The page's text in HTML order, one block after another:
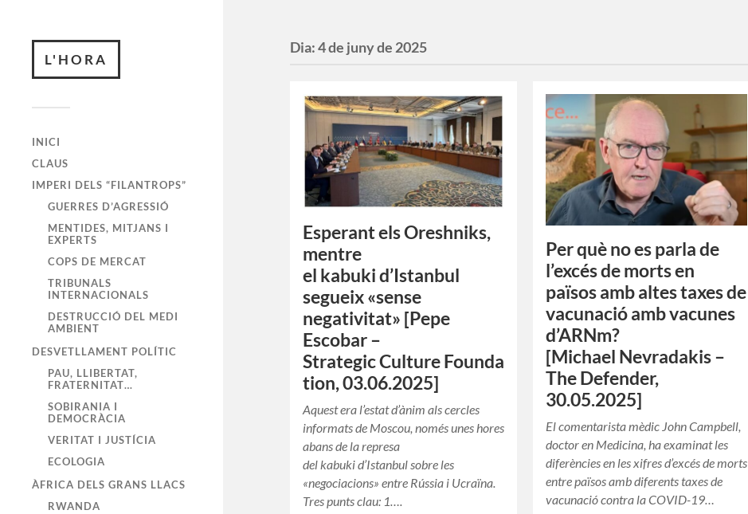
L'HORA
INICI
CLAUS
IMPERI DELS “FILANTROPS”
GUERRES D’AGRESSIÓ
MENTIDES, MITJANS I
EXPERTS
COPS DE MERCAT
TRIBUNALS
INTERNACIONALS
DESTRUCCIÓ DEL MEDI
AMBIENT
DESVETLLAMENT POLÍTIC
PAU, LLIBERTAT,
FRATERNITAT…
SOBIRANIA I
DEMOCRÀCIA
VERITAT I JUSTÍCIA
ECOLOGIA
ÀFRICA DELS GRANS LLACS
RWANDA
Dia:4 de juny de 2025
Esperant els Oreshniks,
mentre
el kabuki d’Istanbul
segueix «sense
negativitat» [Pepe
Escobar –
Strategic Culture Founda
tion, 03.06.2025]
Aquest era l’estat d’ànim als cercles
informats de Moscou, només unes hores
abans de la represa
del kabuki d’Istanbul sobre les
«negociacions» entre Rússia i Ucraïna.
Tres punts clau: 1….
Per què no es parla de
l’excés de morts en
països amb altes taxes de
vacunació amb vacunes
d’ARNm?
[Michael Nevradakis –
The Defender,
30.05.2025]
El comentarista mèdic John Campbell,
doctor en Medicina, ha examinat les
diferències en les xifres d’excés de morts
entre països amb diferents taxes de
vacunació contra la COVID-19…